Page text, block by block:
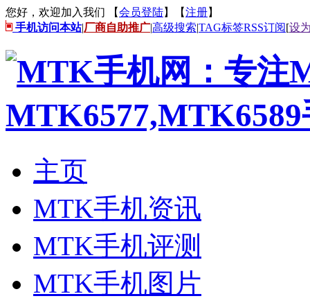
您好，欢迎加入我们 【会员登陆】【注册】
手机访问本站|厂商自助推广|高级搜索|TAG标签RSS订阅[设
主页
MTK手机资讯
MTK手机评测
MTK手机图片